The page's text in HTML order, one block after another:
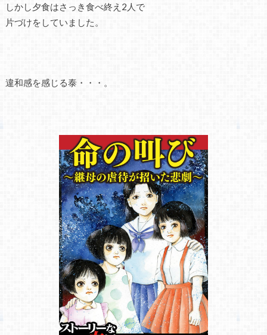
しかし夕食はさっき食べ終え2人で
片づけをしていました。
違和感を感じる泰・・・。